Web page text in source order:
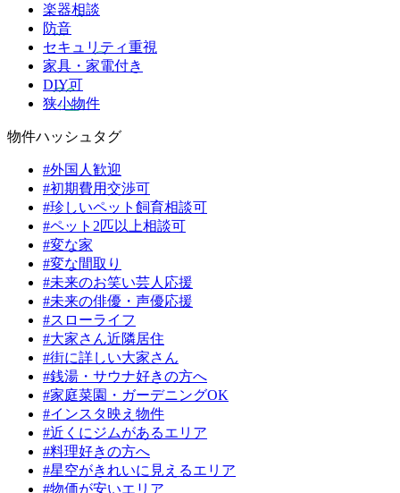
楽器相談
防音
セキュリティ重視
家具・家電付き
DIY可
狭小物件
物件ハッシュタグ
#外国人歓迎
#初期費用交渉可
#珍しいペット飼育相談可
#ペット2匹以上相談可
#変な家
#変な間取り
#未来のお笑い芸人応援
#未来の俳優・声優応援
#スローライフ
#大家さん近隣居住
#街に詳しい大家さん
#銭湯・サウナ好きの方へ
#家庭菜園・ガーデニングOK
#インスタ映え物件
#近くにジムがあるエリア
#料理好きの方へ
#星空がきれいに見えるエリア
#物価が安いエリア